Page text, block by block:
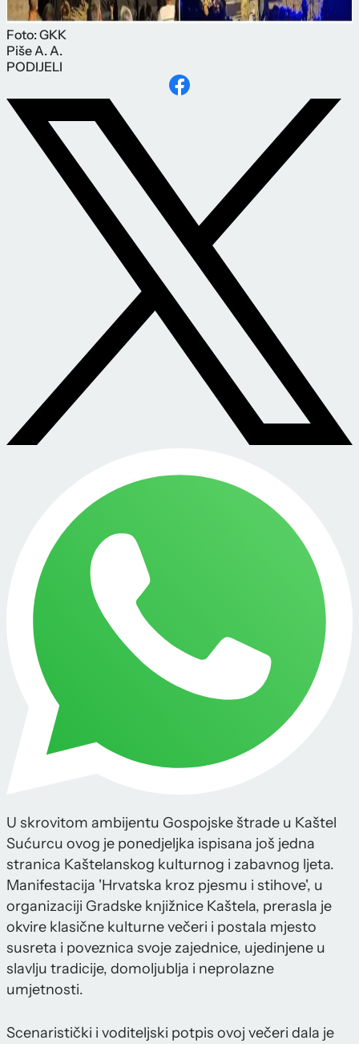
Foto: GKK
PišeA. A.
PODIJELI
U skrovitom ambijentu Gospojske štrade u Kaštel
Sućurcu ovog je ponedjeljka ispisana još jedna
stranica Kaštelanskog kulturnog i zabavnog ljeta.
Manifestacija 'Hrvatska kroz pjesmu i stihove', u
organizaciji Gradske knjižnice Kaštela, prerasla je
okvire klasične kulturne večeri i postala mjesto
susreta i poveznica svoje zajednice, ujedinjene u
slavlju tradicije, domoljublja i neprolazne
umjetnosti.
Scenaristički i voditeljski potpis ovoj večeri dala je